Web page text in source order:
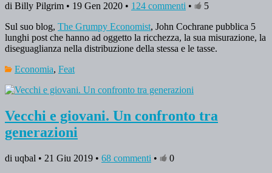
di Billy Pilgrim • 19 Gen 2020 • 124 commenti •
5
Sul suo blog, The Grumpy Economist, John Cochrane pubblica 5
lunghi post che hanno ad oggetto la ricchezza, la sua misurazione, la
diseguaglianza nella distribuzione della stessa e le tasse.
Economia, Feat
Vecchi e giovani. Un confronto tra
generazioni
di uqbal • 21 Giu 2019 • 68 commenti •
0